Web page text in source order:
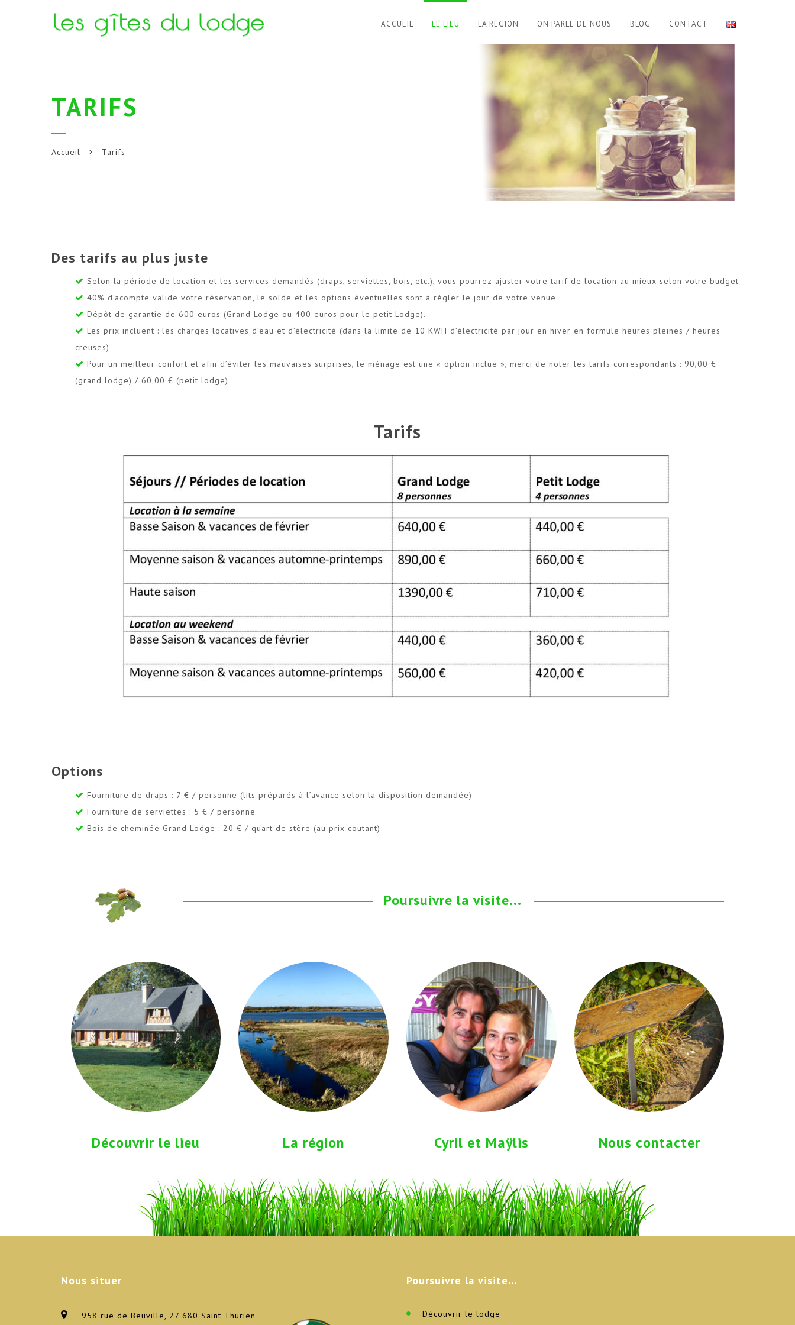
ACCUEIL LE LIEU LA RÉGION ON PARLE DE NOUS BLOG CONTACT
TARIFS
Accueil Tarifs
Des tarifs au plus juste
Selon la période de location et les services demandés (draps, serviettes, bois, etc.), vous pourrez ajuster votre tarif de location au mieux selon votre budget
40% d’acompte valide votre réservation, le solde et les options éventuelles sont à régler le jour de votre venue.
Dépôt de garantie de 600 euros (Grand Lodge ou 400 euros pour le petit Lodge).
Les prix incluent : les charges locatives d’eau et d’électricité (dans la limite de 10 KWH d’électricité par jour en hiver en formule heures pleines / heures
creuses)
Pour un meilleur confort et afin d’éviter les mauvaises surprises, le ménage est une « option inclue », merci de noter les tarifs correspondants : 90,00 €
(grand lodge) / 60,00 € (petit lodge)
Tarifs
Options
Fourniture de draps : 7 € / personne (lits préparés à l’avance selon la disposition demandée)
Fourniture de serviettes : 5 € / personne
Bois de cheminée Grand Lodge : 20 € / quart de stère (au prix coutant)
Poursuivre la visite...
Découvrir le lieu La région Cyril et Maÿlis Nous contacter
Nous situer
958 rue de Beuville, 27 680 Saint Thurien
Poursuivre la visite…
Découvrir le lodge